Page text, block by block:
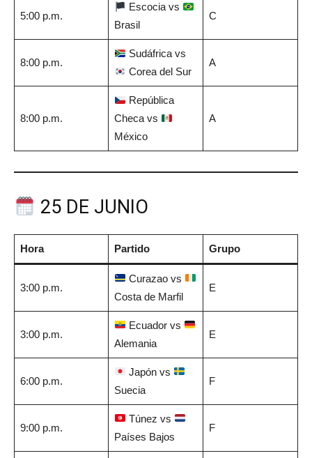
5:00 p.m.
Escocia vs
Brasil
C
8:00 p.m.
Sudáfrica vs
Corea del Sur
A
8:00 p.m.
República
Checa vs
México
A
25 DE JUNIO
Hora Partido Grupo
3:00 p.m.
Curazao vs
Costa de Marfil
E
3:00 p.m.
Ecuador vs
Alemania
E
6:00 p.m.
Japón vs
Suecia
F
9:00 p.m.
Túnez vs
Países Bajos
F